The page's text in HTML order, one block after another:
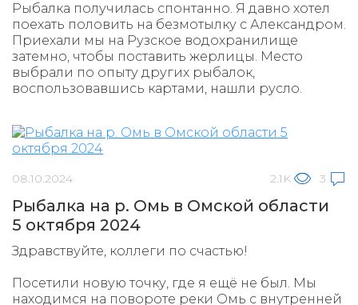
Рыбалка получилась спонтанно. Я давно хотел
поехать половить на безмотылку с Александром.
Приехали мы на Рузское водохранилище
затемно, чтобы поставить жерлицы. Место
выбрали по опыту других рыбалок,
воспользовавшись картами, нашли русло.
08.10.2024 2.1K 3
Рыбалка на р. Омь в Омской области
5 октября 2024
Здравствуйте, коллеги по счастью!
Посетили новую точку, где я ещё не был. Мы
находимся на повороте реки Омь с внутренней